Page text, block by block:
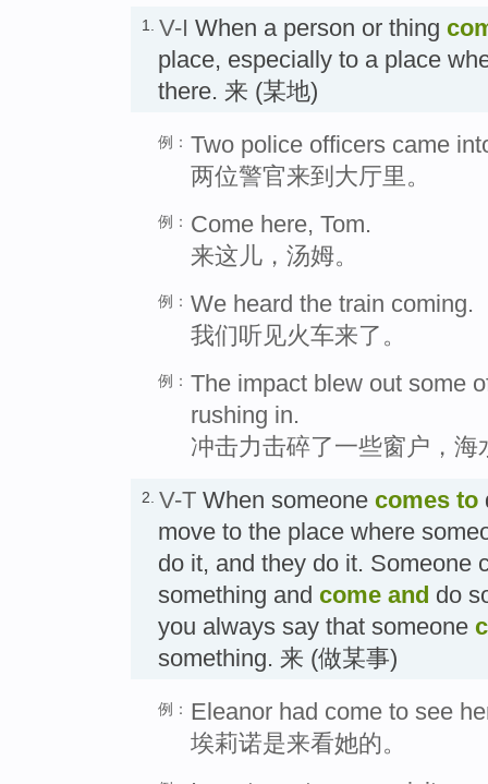
1. V-I When a person or thing
place, especially to a place
there. 来 (某地)
例： Two police officers came
两位警官来到大厅里。
例： Come here, Tom.
来这儿，汤姆。
例： We heard the train coming.
我们听见火车来了。
例： The impact blew out some
rushing in.
冲击力击碎了一些窗户，海
2. V-T When someone comes to
move to the place where
do it, and they do it. Someone
something and come and do
you always say that someone
something. 来 (做某事)
例： Eleanor had come to see
埃莉诺是来看她的。